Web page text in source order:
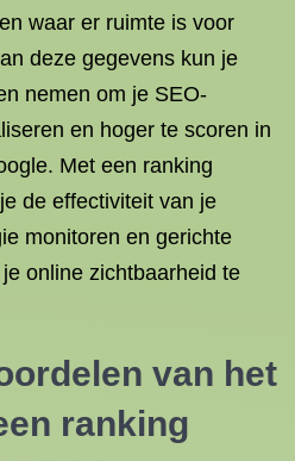
waar er ruimte is voor
deze gegevens kun je
nemen om je SEO-
en hoger te scoren in
Met een ranking
de effectiviteit van je
monitoren en gerichte
online zichtbaarheid te
van het
ranking